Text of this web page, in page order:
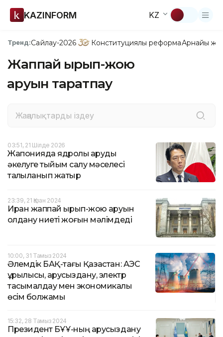
KAZINFORM KZ
Тренд:Сайлау-2026 Конституциялық реформаАрнайы
Жаппай қырып-жою
қаруын таратпау
03:51, 21 Шілде 2026
Жапонияда ядролық қаруды
әкелуге тыйым салу мәселесі
талқыланып жатыр
23:39, 21 Қазан 2024
Иран жаппай қырып-жою қаруын
қолдану ниеті жоғын мәлімдеді
10:00, 31 Тамыз 2024
Әлемдік БАҚ-тағы Қазақстан: АЭС
құрылысы, қарусыздану, электр
тасымалдау мен экономикалық
өсім болжамы
15:32, 28 Тамыз 2024
Президент БҰҰ-ның қарусыздану